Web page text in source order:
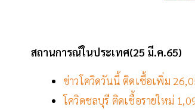
สถานการณ์ในประเทศ(25 มี.ค.65)
ข่าวโควิดวันนี้ ติดเชื้อเพิ่ม
โควิดชลบุรี ติดเชื้อรายใหม่